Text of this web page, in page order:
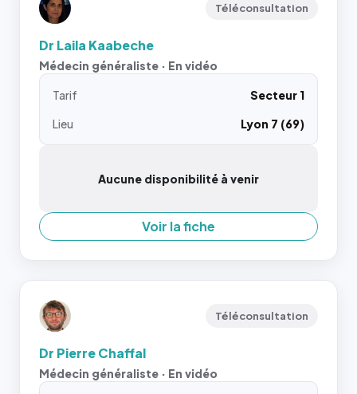
Téléconsultation
Dr Laila Kaabeche
Médecin généraliste · En vidéo
Tarif
Secteur 1
Lieu
Lyon 7 (69)
Aucune disponibilité à venir
Voir la fiche
Téléconsultation
Dr Pierre Chaffal
Médecin généraliste · En vidéo